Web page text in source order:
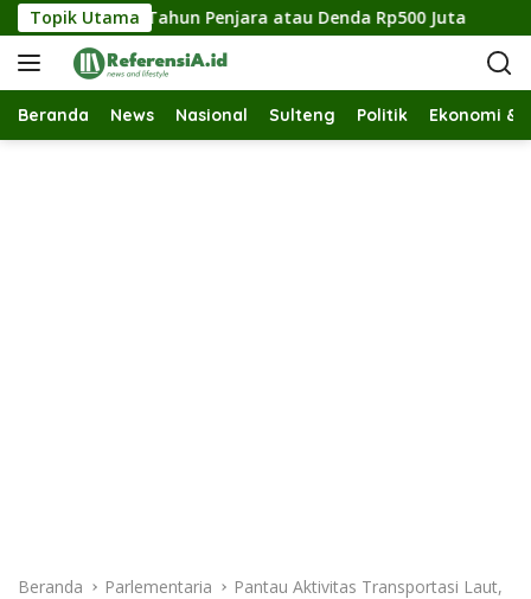
a
g
u
Topik Utama
2 Tahun Penjara atau Denda Rp500 Juta
Beranda News Nasional Sulteng Politik Ekonomi &
Beranda Parlementaria
Pantau Aktivitas Transportasi Laut,